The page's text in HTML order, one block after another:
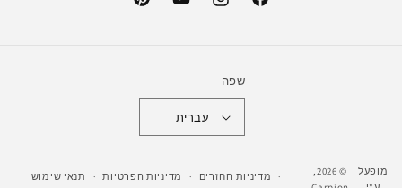
Facebook
Instagram
YouTube
Pinterest
שפה
עברית
© 2026,
מופעל
מדיניות החזרים מדיניות הפרטיות תנאי שימוש